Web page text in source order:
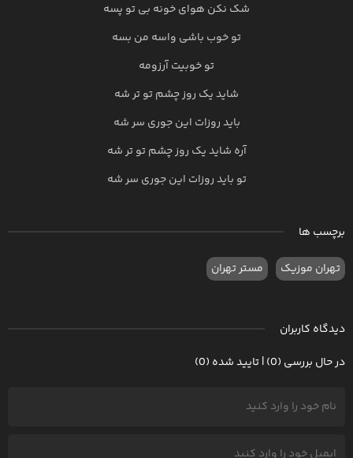
شک نکن هوای خونه بی تو پسه
تو خوب باشی واسه من بسه
تو خوبیت آرزومه
شاید یک روز چشم تو تر شه
باید روزات این جوری سر شه
آره شاید یک روز چشم تو تر شه
تو باید روزات این جوری سر شه
برچسب ها
تهران موزیک مستر تهران
دیدگاه کاربران
در حال بررسی (0) | تایید شده (0)